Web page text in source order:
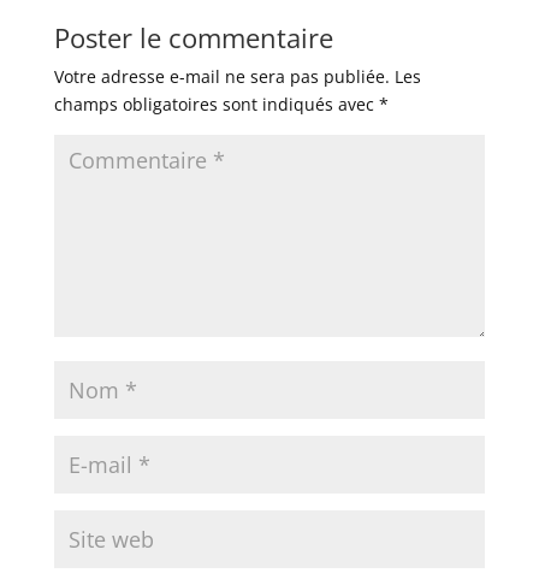
Poster le commentaire
Votre adresse e-mail ne sera pas publiée. Les
champs obligatoires sont indiqués avec *